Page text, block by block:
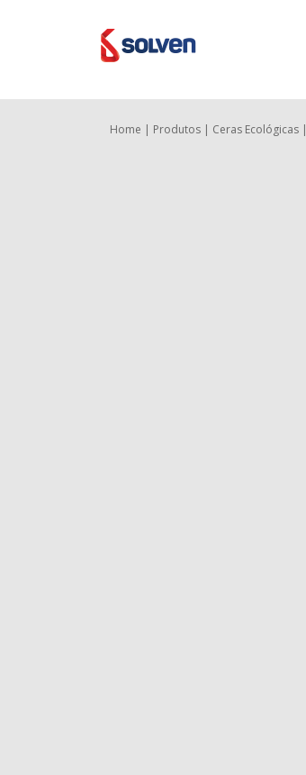
Home | Produtos | Ceras Ecológicas |